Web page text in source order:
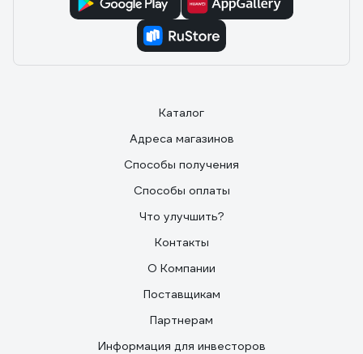
Каталог
Адреса магазинов
Способы получения
Способы оплаты
Что улучшить?
Контакты
О Компании
Поставщикам
Партнерам
Информация для инвесторов